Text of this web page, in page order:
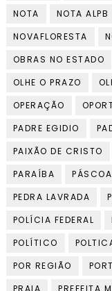
NOTA
NOTA ALPB
NOVAFLORESTA
OBRAS NO ESTADO
OLHE O PRAZO
OPERAÇÃO
PADRE EGIDIO
PAIXÃO DE CRISTO
PARAÍBA
PÁSCOA
PEDRA LAVRADA
POLÍCIA FEDERAL
POLÍTICO
POR REGIÃO